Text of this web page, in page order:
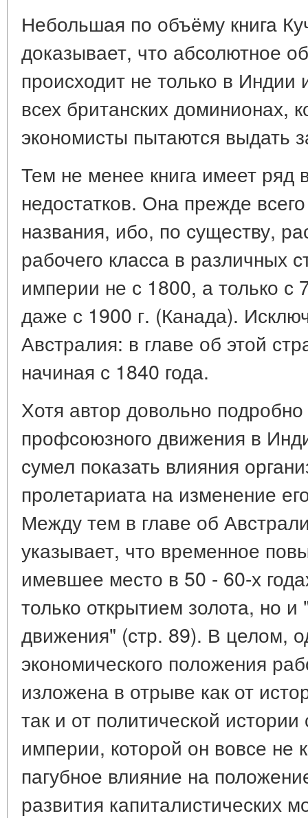
Небольшая по объёму книга
доказывает, что абсолютное
происходит не только в Индии
всех британских доминионах,
экономисты пытаются выдать
Тем не менее книга имеет ряд
недостатков. Она прежде
названия, ибо, по существу,
рабочего класса в различных
империи не с 1800, а только с
даже с 1900 г. (Канада).
Австралия: в главе об этой
начиная с 1840 года.
Хотя автор довольно
профсоюзного движения в
сумел показать влияния
пролетариата на изменение
Между тем в главе об
указывает, что временное
имевшее место в 50 - 60-х
только открытием золота, но и
движения" (стр. 89). В целом,
экономического положения
изложена в отрыве как от
так и от политической
империи, которой он вовсе не
пагубное влияние на
развития капиталистических